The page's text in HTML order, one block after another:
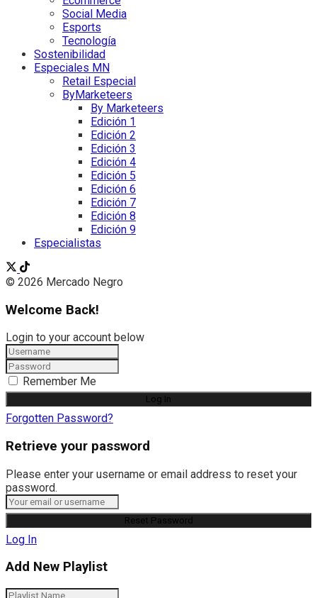
Social Media
Esports
Tecnología
Sostenibilidad
Especiales MN
Retail Especial
ByMarketeers
By Marketeers
Edición 1
Edición 2
Edición 3
Edición 4
Edición 5
Edición 6
Edición 7
Edición 8
Edición 9
Especialistas
© 2026 Mercado Negro
Welcome Back!
Login to your account below
Remember Me
Forgotten Password?
Retrieve your password
Please enter your username or email address to reset your
password.
Log In
Add New Playlist